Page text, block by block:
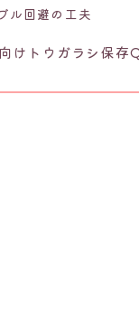
ル回避の工夫
けトウガラシ保存